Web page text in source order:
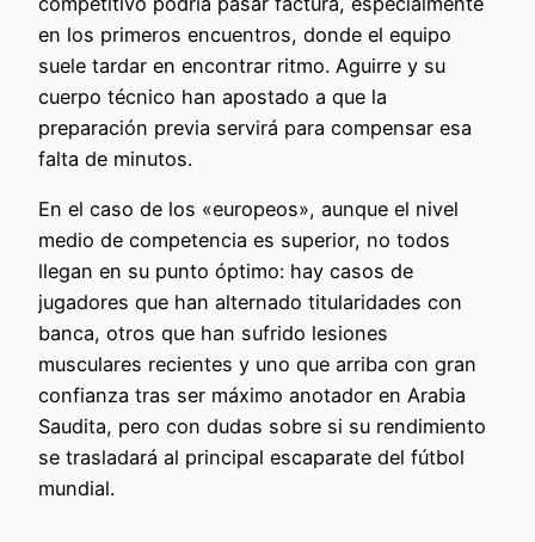
en los primeros encuentros, donde el equipo
suele tardar en encontrar ritmo. Aguirre y su
cuerpo técnico han apostado a que la
preparación previa servirá para compensar esa
falta de minutos.
En el caso de los «europeos», aunque el nivel
medio de competencia es superior, no todos
llegan en su punto óptimo: hay casos de
jugadores que han alternado titularidades con
banca, otros que han sufrido lesiones
musculares recientes y uno que arriba con gran
confianza tras ser máximo anotador en Arabia
Saudita, pero con dudas sobre si su rendimiento
se trasladará al principal escaparate del fútbol
mundial.